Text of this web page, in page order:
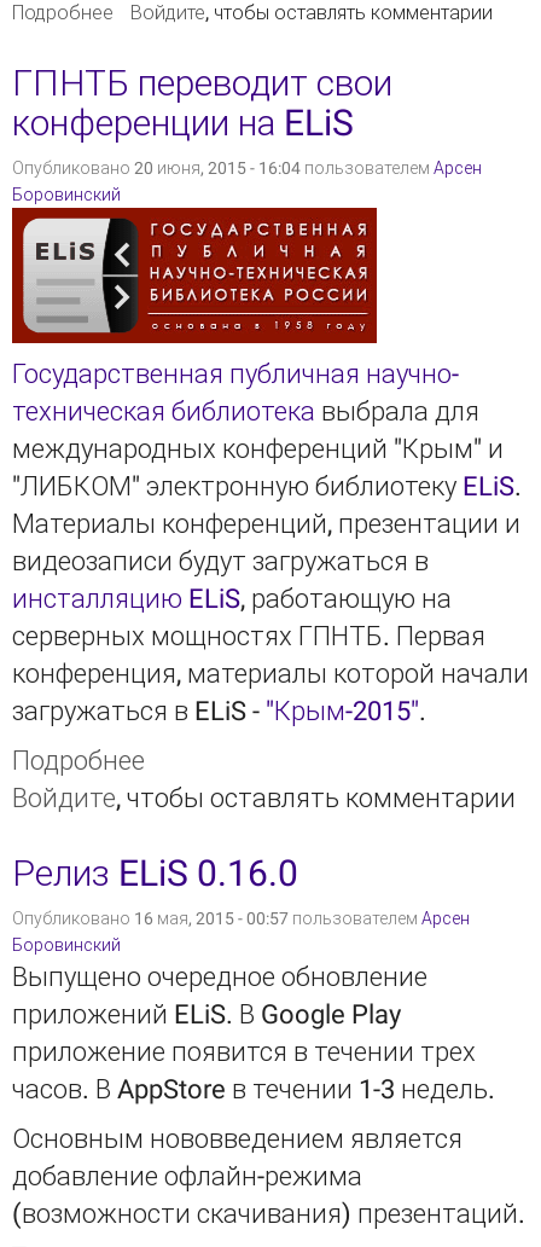
Подробнее о В ELiS добавлен OAI-PMH провайдер
Войдите, чтобы оставлять комментарии
ГПНТБ переводит свои
конференции на ELiS
Опубликовано 20 июня, 2015 - 16:04 пользователем Арсен
Боровинский
Государственная публичная научно-
техническая библиотека выбрала для
международных конференций "Крым" и
"ЛИБКОМ" электронную библиотеку ELiS.
Материалы конференций, презентации и
видеозаписи будут загружаться в
инсталляцию ELiS, работающую на
серверных мощностях ГПНТБ. Первая
конференция, материалы которой начали
загружаться в ELiS - "Крым-2015".
Подробнее
конференции на ELiS
Войдите, чтобы оставлять комментарии
Релиз ELiS 0.16.0
Опубликовано 16 мая, 2015 - 00:57 пользователем Арсен
Боровинский
Выпущено очередное обновление
приложений ELiS. В Google Play
приложение появится в течении трех
часов. В AppStore в течении 1-3 недель.
Основным нововведением является
добавление офлайн-режима
(возможности скачивания) презентаций.